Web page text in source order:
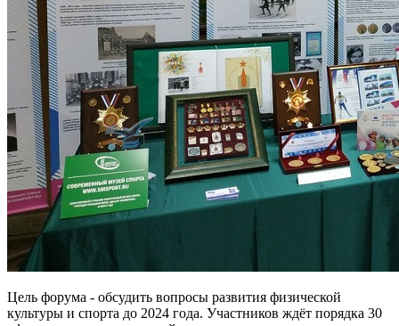
Цель форума - обсудить вопросы развития физической
культуры и спорта до 2024 года. Участников ждёт порядка 30